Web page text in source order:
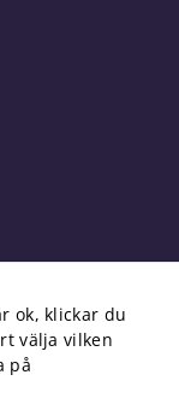
ok, klickar du
välja vilken
på
på